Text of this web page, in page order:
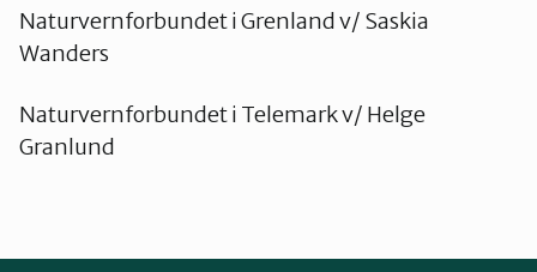
Naturvernforbundet i Grenland v/ Saskia
Wanders
Naturvernforbundet i Telemark v/ Helge
Granlund